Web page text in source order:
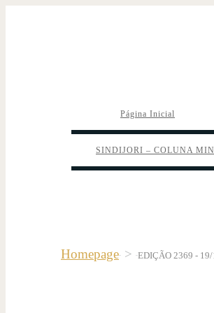
Página Inicial
SINDIJORI – COLUNA
Homepage > EDIÇÃO 2369 -